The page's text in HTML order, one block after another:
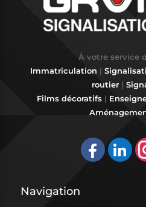
À votre service
Immatriculation |
routier |
Films décoratifs |
Navigation